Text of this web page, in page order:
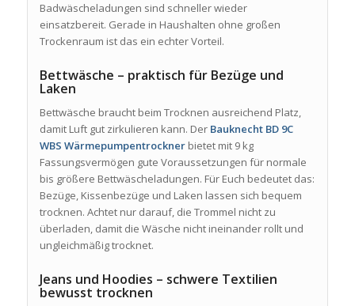
Badwäscheladungen sind schneller wieder
einsatzbereit. Gerade in Haushalten ohne großen
Trockenraum ist das ein echter Vorteil.
Bettwäsche – praktisch für Bezüge und
Laken
Bettwäsche braucht beim Trocknen ausreichend Platz,
damit Luft gut zirkulieren kann. Der Bauknecht BD 9C
WBS Wärmepumpentrocknerbietet mit 9 kg
Fassungsvermögen gute Voraussetzungen für normale
bis größere Bettwäscheladungen. Für Euch bedeutet das:
Bezüge, Kissenbezüge und Laken lassen sich bequem
trocknen. Achtet nur darauf, die Trommel nicht zu
überladen, damit die Wäsche nicht ineinander rollt und
ungleichmäßig trocknet.
Jeans und Hoodies – schwere Textilien
bewusst trocknen